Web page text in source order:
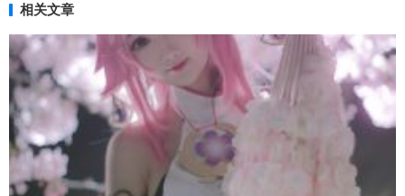
相关文章